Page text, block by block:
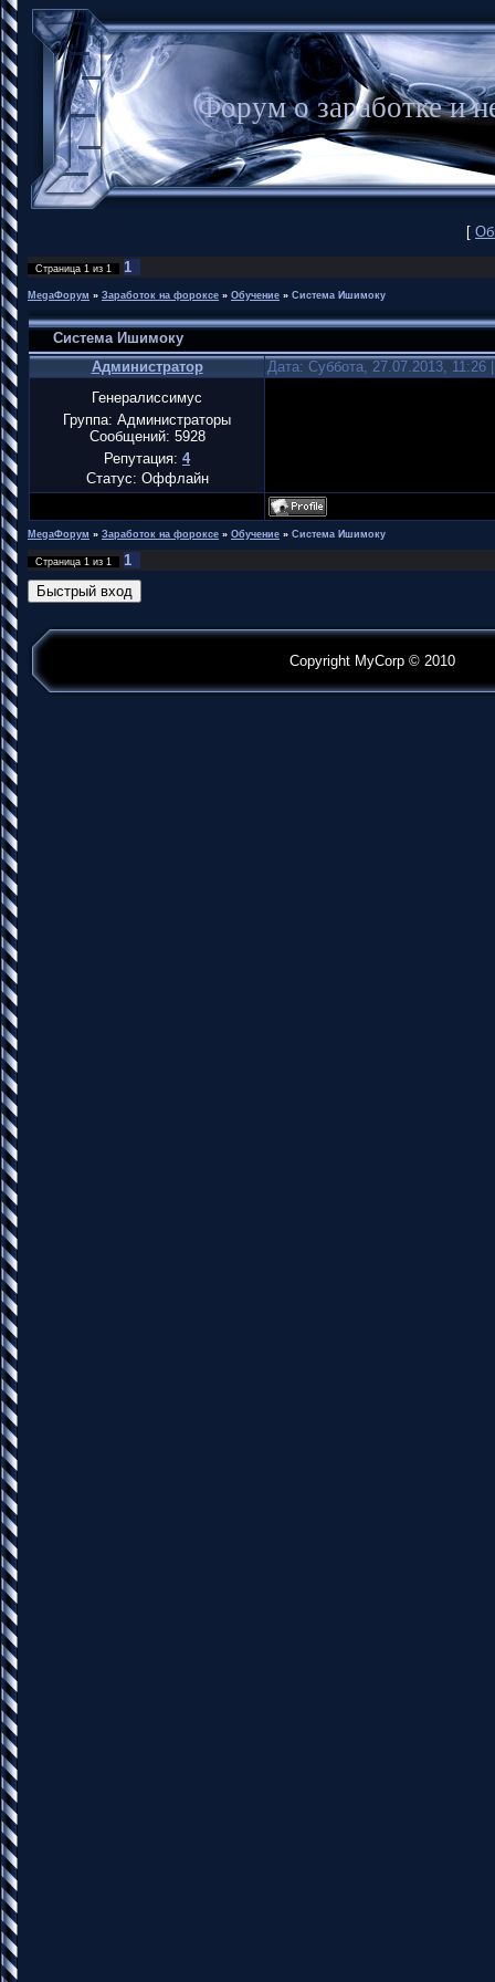
Форум о заработке
[
Страница 1 из 1 1
MegaФорум » Заработок на фороксе » Обучение » Система Ишимоку
Система Ишимоку
Администратор
Дата: Суббота, 27.07.2013,
Генералиссимус
Группа: Администраторы
Сообщений: 5928
Репутация: 4
Статус: Оффлайн
MegaФорум » Заработок на фороксе » Обучение » Система Ишимоку
Страница 1 из 1 1
Copyright MyCorp © 2010